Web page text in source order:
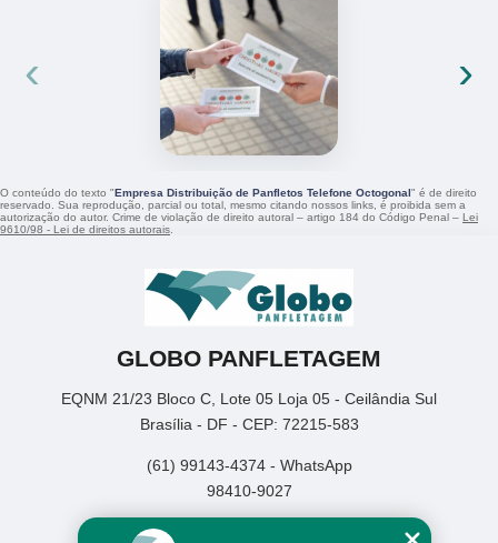
‹ ›
O conteúdo do texto "Empresa Distribuição de Panfletos Telefone Octogonal" é de direito
reservado. Sua reprodução, parcial ou total, mesmo citando nossos links, é proibida sem a
autorização do autor. Crime de violação de direito autoral – artigo 184 do Código Penal – Lei
9610/98 - Lei de direitos autorais.
GLOBO PANFLETAGEM
EQNM 21/23 Bloco C, Lote 05 Loja 05 - Ceilândia Sul
Brasília - DF - CEP: 72215-583
(61) 99143-4374 - WhatsApp
98410-9027